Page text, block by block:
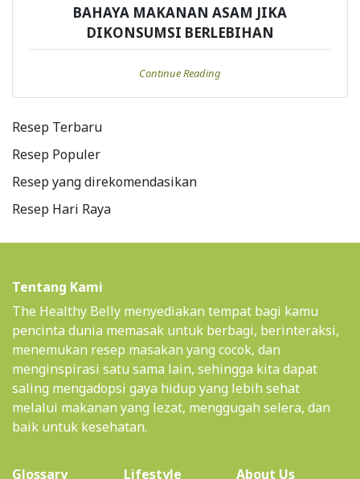
BAHAYA MAKANAN ASAM JIKA
DIKONSUMSI BERLEBIHAN
Continue Reading
Resep Terbaru
Resep Populer
Resep yang direkomendasikan
Resep Hari Raya
Tentang Kami
The Healthy Belly menyediakan tempat bagi kamu
pencinta dunia memasak untuk berbagi, berinteraksi,
menemukan resep masakan yang cocok, dan
menginspirasi satu sama lain, sehingga kita dapat
saling mengadopsi gaya hidup yang lebih sehat
melalui makanan yang lezat, menggugah selera, dan
baik untuk kesehatan.
Glossary Lifestyle About Us(current)